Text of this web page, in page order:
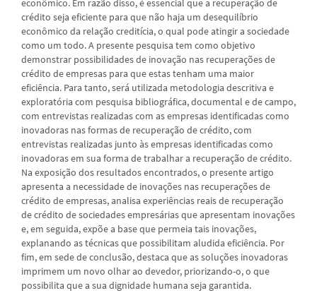
econômico. Em razão disso, é essencial que a recuperação de
crédito seja eficiente para que não haja um desequilíbrio
econômico da relação creditícia, o qual pode atingir a sociedade
como um todo. A presente pesquisa tem como objetivo
demonstrar possibilidades de inovação nas recuperações de
crédito de empresas para que estas tenham uma maior
eficiência. Para tanto, será utilizada metodologia descritiva e
exploratória com pesquisa bibliográfica, documental e de campo,
com entrevistas realizadas com as empresas identificadas como
inovadoras nas formas de recuperação de crédito, com
entrevistas realizadas junto às empresas identificadas como
inovadoras em sua forma de trabalhar a recuperação de crédito.
Na exposição dos resultados encontrados, o presente artigo
apresenta a necessidade de inovações nas recuperações de
crédito de empresas, analisa experiências reais de recuperação
de crédito de sociedades empresárias que apresentam inovações
e, em seguida, expõe a base que permeia tais inovações,
explanando as técnicas que possibilitam aludida eficiência. Por
fim, em sede de conclusão, destaca que as soluções inovadoras
imprimem um novo olhar ao devedor, priorizando-o, o que
possibilita que a sua dignidade humana seja garantida.